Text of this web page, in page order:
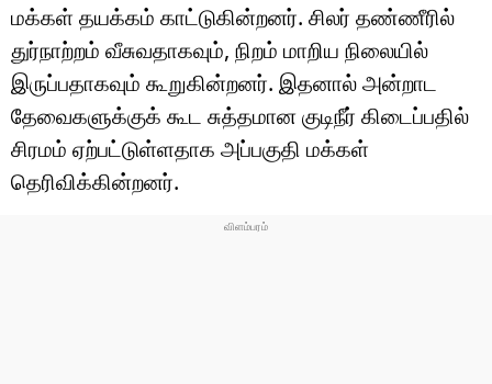
மக்கள் தயக்கம் காட்டுகின்றனர். சிலர் தண்ணீரில்
துர்நாற்றம் வீசுவதாகவும், நிறம் மாறிய நிலையில்
இருப்பதாகவும் கூறுகின்றனர். இதனால் அன்றாட
தேவைகளுக்குக் கூட சுத்தமான குடிநீர் கிடைப்பதில்
சிரமம் ஏற்பட்டுள்ளதாக அப்பகுதி மக்கள்
தெரிவிக்கின்றனர்.